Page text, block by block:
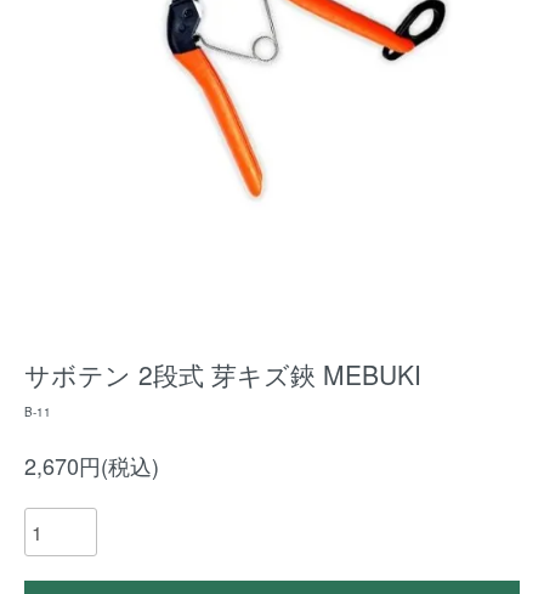
サボテン 2段式 芽キズ鋏 MEBUKI
B-11
2,670円(税込)